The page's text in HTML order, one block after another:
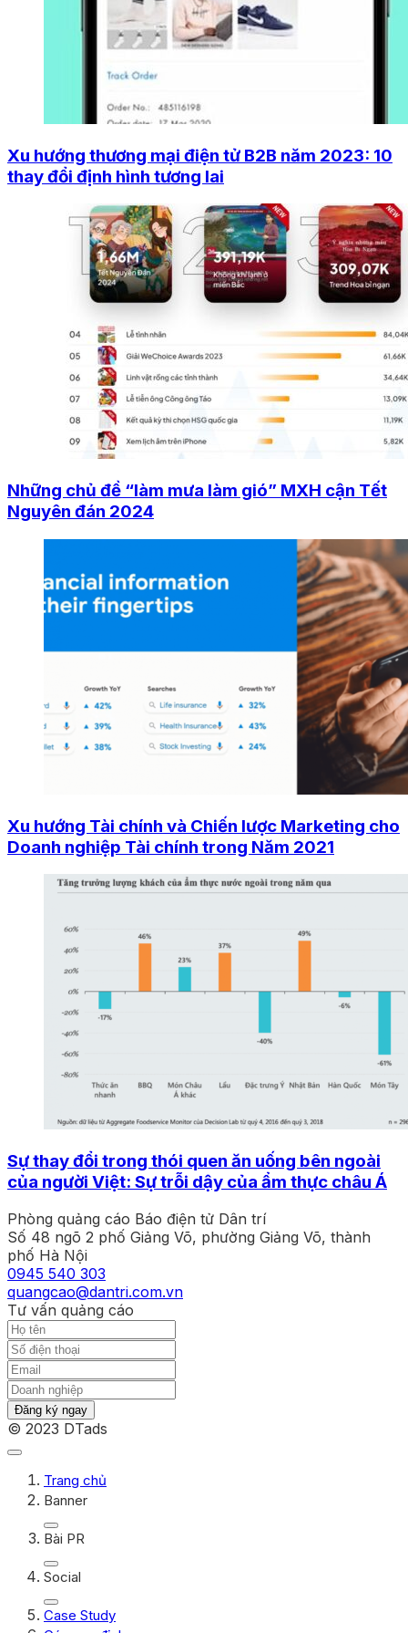
Xu hướng thương mại điện tử B2B năm 2023: 10
thay đổi định hình tương lai
Những chủ đề “làm mưa làm gió” MXH cận Tết
Nguyên đán 2024
Xu hướng Tài chính và Chiến lược Marketing cho
Doanh nghiệp Tài chính trong Năm 2021
Sự thay đổi trong thói quen ăn uống bên ngoài
của người Việt: Sự trỗi dậy của ẩm thực châu Á
Phòng quảng cáo Báo điện tử Dân trí
Số 48 ngõ 2 phố Giảng Võ, phường Giảng Võ, thành
phố Hà Nội
0945 540 303
quangcao@dantri.com.vn
Tư vấn quảng cáo
Đăng ký ngay
© 2023 DTads
Trang chủ
Banner
Bài PR
Social
Case Study